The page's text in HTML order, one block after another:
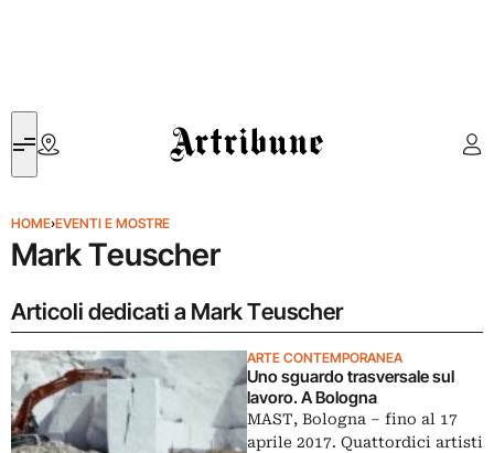
Artribune
HOME›EVENTI E MOSTRE
Mark Teuscher
Articoli dedicati a Mark Teuscher
ARTE CONTEMPORANEA
Uno sguardo trasversale sul
lavoro. A Bologna
MAST, Bologna – fino al 17
aprile 2017. Quattordici artisti